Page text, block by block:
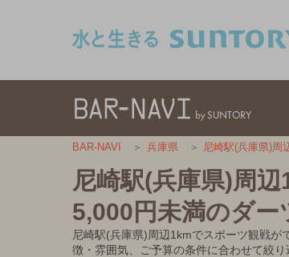
BAR-NAVI 兵庫県 尼崎駅(兵庫県)周
尼崎駅(兵庫県)周
5,000円未満のダー
尼崎駅(兵庫県)周辺1kmでスポーツ観戦
徴・雰囲気、ご予算の条件に合わせて絞